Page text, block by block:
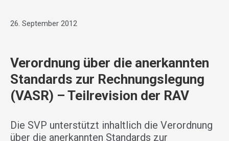
26. September 2012
Verordnung über die anerkannten
Standards zur Rechnungslegung
(VASR) – Teilrevision der RAV
Die SVP unterstützt inhaltlich die Verordnung
über die anerkannten Standards zur